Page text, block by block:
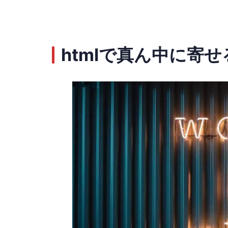
htmlで真ん中に寄せ